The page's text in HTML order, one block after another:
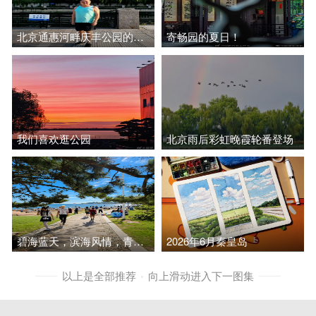
北京通惠河畔庆丰公园的早上，6:30，摄氏28度，比海南博鳌温度还要高 寄畅园的夏日！
我们喜欢逛公园 北京雨后彩虹晚霞轮番登场
碧海蓝天，滨海风情，青岛，一座来了就不想走的城市️ 2026年6月秦皇岛
以上是全部推荐 向上滑动进入下一图集